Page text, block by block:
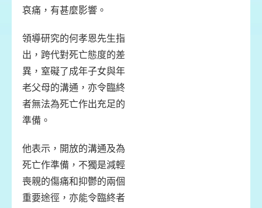
哀痛，有甚麼影響。
領導研究的何孝恩先生指
出，跨代對死亡態度的差
異，窒礙了成年子女與年
老父母的溝通，亦令臨終
者無法為死亡作出充足的
準備。
他表示，開放的溝通及為
死亡作準備，不獨是減輕
喪親的傷痛和抑鬱的兩個
重要途徑，亦能令臨終者